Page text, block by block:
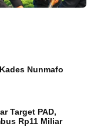
Nunmafo
Target PAD,
Rp11 Miliar